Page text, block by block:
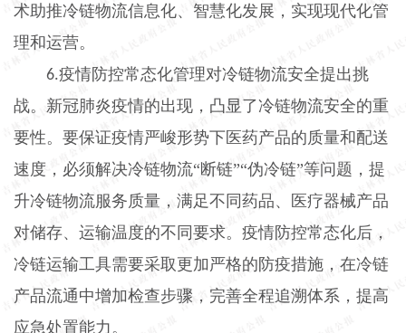
术助推冷链物流信息化、智慧化发展，实现现代化管
理和运营。
6.疫情防控常态化管理对冷链物流安全提出挑
战。新冠肺炎疫情的出现，凸显了冷链物流安全的重
要性。要保证疫情严峻形势下医药产品的质量和配送
速度，必须解决冷链物流“断链”“伪冷链”等问题，提
升冷链物流服务质量，满足不同药品、医疗器械产品
对储存、运输温度的不同要求。疫情防控常态化后，
冷链运输工具需要采取更加严格的防疫措施，在冷链
产品流通中增加检查步骤，完善全程追溯体系，提高
应急处置能力。